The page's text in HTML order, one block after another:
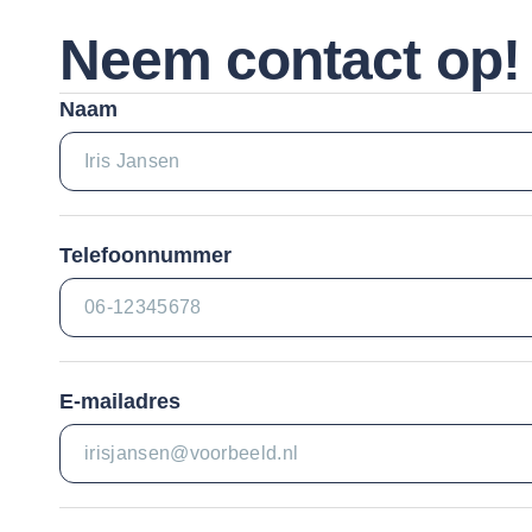
Neem contact op!
Naam
Telefoonnummer
E-mailadres